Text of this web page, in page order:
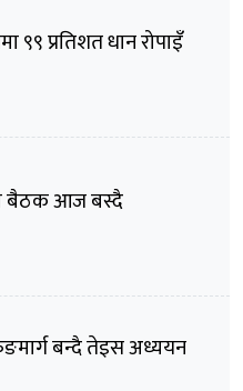
९९ प्रतिशत धान रोपाइँ
बैठक आज बस्दै
बन्दै तेइस अध्ययन